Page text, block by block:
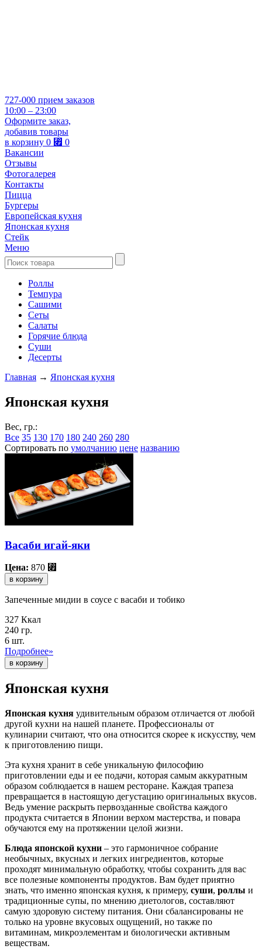
727-000 прием заказов
10:00 – 23:00
Оформите заказ,
добавив товары
в корзину 0 ⃏ 0
Вакансии
Отзывы
Фотогалерея
Контакты
Пицца
Бургеры
Европейская кухня
Японская кухня
Стейк
Меню
Роллы
Темпура
Сашими
Сеты
Салаты
Горячие блюда
Суши
Десерты
Главная → Японская кухня
Японская кухня
Вес, гр.:
Все 35 130 170 180 240 260 280
Сортировать по умолчанию цене названию
Васаби игай-яки
Цена: 870 ⃏
в корзину
Запеченные мидии в соусе с васаби и тобико
327 Ккал
240 гр.
6 шт.
Подробнее»
Японская кухня
Японская кухня удивительным образом отличается от любой
другой кухни на нашей планете. Профессионалы от
кулинарии считают, что она относится скорее к искусству, чем
к приготовлению пищи.
Эта кухня хранит в себе уникальную философию
приготовлении еды и ее подачи, которая самым аккуратным
образом соблюдается в нашем ресторане. Каждая трапеза
превращается в настоящую дегустацию оригинальных вкусов.
Ведь умение раскрыть первозданные свойства каждого
продукта считается в Японии верхом мастерства, и повара
обучаются ему на протяжении целой жизни.
Блюда японской кухни – это гармоничное собрание
необычных, вкусных и легких ингредиентов, которые
проходят минимальную обработку, чтобы сохранить для вас
все полезные компоненты продуктов. Вам будет приятно
знать, что именно японская кухня, к примеру, суши, роллы и
традиционные супы, по мнению диетологов, составляют
самую здоровую систему питания. Они сбалансированы не
только на уровне вкусовых ощущений, но также по
витаминам, микроэлементам и биологически активным
веществам.